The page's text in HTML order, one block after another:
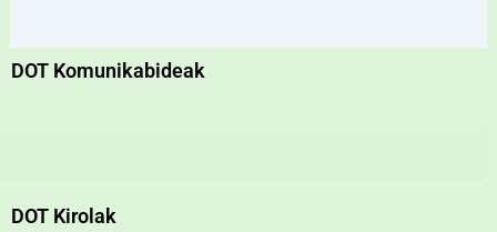
DOT Komunikabideak
DOT Kirolak